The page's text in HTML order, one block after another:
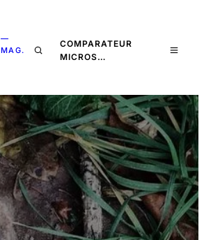
—
MAG.
COMPARATEUR
MICROS…